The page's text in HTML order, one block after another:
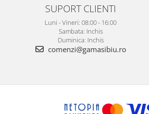
SUPORT CLIENTI
Luni - Vineri: 08:00 - 16:00
Sambata: Inchis
Duminica: Inchis
comenzi@gamasibiu.ro